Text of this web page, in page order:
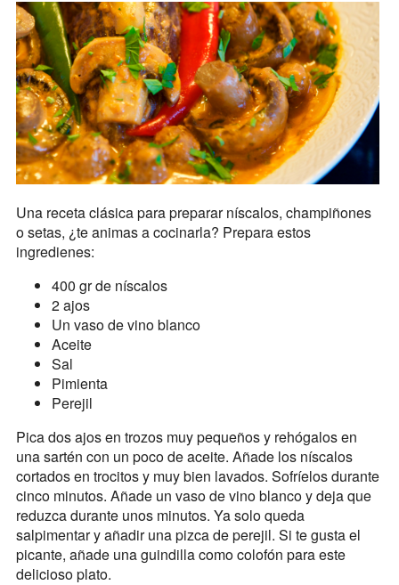
Una receta clásica para preparar níscalos, champiñones
o setas, ¿te animas a cocinarla? Prepara estos
ingredienes:
400 gr de níscalos
2 ajos
Un vaso de vino blanco
Aceite
Sal
Pimienta
Perejil
Pica dos ajos en trozos muy pequeños y rehógalos en
una sartén con un poco de aceite. Añade los níscalos
cortados en trocitos y muy bien lavados. Sofríelos durante
cinco minutos. Añade un vaso de vino blanco y deja que
reduzca durante unos minutos. Ya solo queda
salpimentar y añadir una pizca de perejil. Si te gusta el
picante, añade una guindilla como colofón para este
delicioso plato.